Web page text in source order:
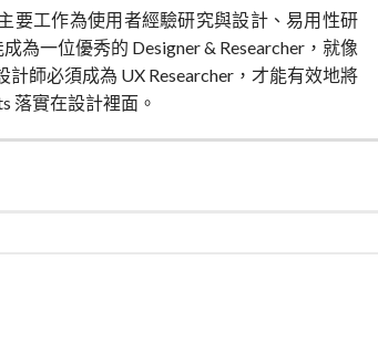
要工作為使用者經驗研究與設計、易用性研
為一位優秀的 Designer & Researcher，就像
計師必須成為 UX Researcher，才能有效地將
落實在設計裡面。